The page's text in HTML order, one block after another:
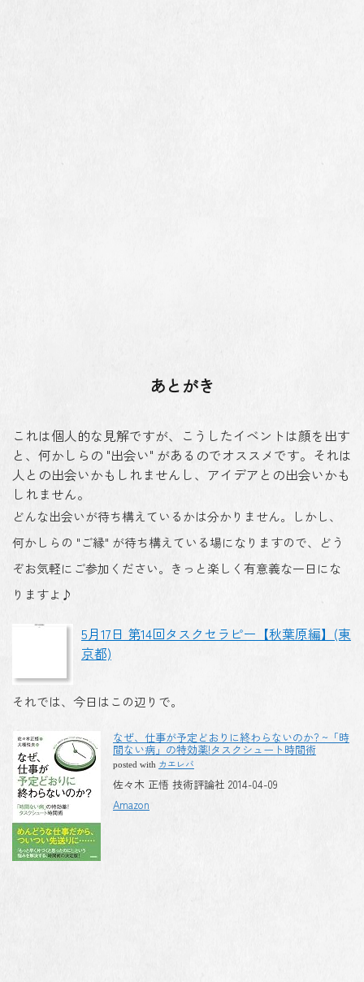
あとがき
これは個人的な見解ですが、こうしたイベントは顔を出す
と、何かしらの "出会い" があるのでオススメです。それは
人との出会いかもしれませんし、アイデアとの出会いかも
しれません。
どんな出会いが待ち構えているかは分かりません。しかし、
何かしらの "ご縁" が待ち構えている場になりますので、どう
ぞお気軽にご参加ください。きっと楽しく有意義な一日にな
りますよ♪
5月17日 第14回タスクセラピー【秋葉原編】(東
京都)
それでは、今日はこの辺りで。
なぜ、仕事が予定どおりに終わらないのか? ~「時
間ない病」の特効薬!タスクシュート時間術
posted with カエレバ
佐々木 正悟 技術評論社 2014-04-09
Amazon